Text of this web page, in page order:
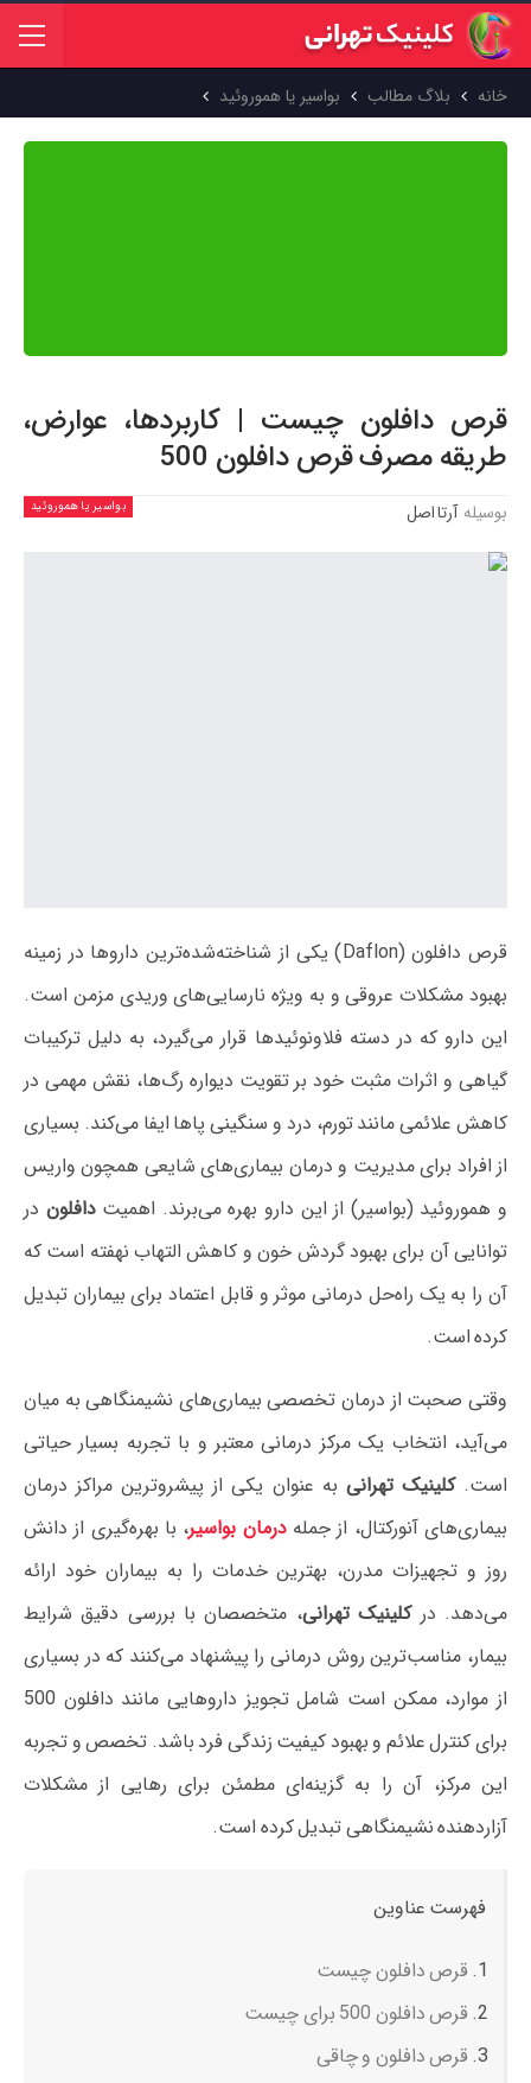
خانه بلاگ مطالب بواسیر یا هموروئید
قرص دافلون چیست | کاربردها، عوارض،
طریقه مصرف قرص دافلون 500
بواسیر یا هموروئید بوسیله آرتا اصل
قرص دافلون (Daflon) یکی از شناخته‌شده‌ترین داروها در زمینه
بهبود مشکلات عروقی و به ویژه نارسایی‌های وریدی مزمن است.
این دارو که در دسته فلاونوئیدها قرار می‌گیرد، به دلیل ترکیبات
گیاهی و اثرات مثبت خود بر تقویت دیواره رگ‌ها، نقش مهمی در
کاهش علائمی مانند تورم، درد و سنگینی پاها ایفا می‌کند. بسیاری
از افراد برای مدیریت و درمان بیماری‌های شایعی همچون واریس
و هموروئید (بواسیر) از این دارو بهره می‌برند. اهمیتدافلون در
توانایی آن برای بهبود گردش خون و کاهش التهاب نهفته است که
آن را به یک راه‌حل درمانی موثر و قابل اعتماد برای بیماران تبدیل
کرده است.
وقتی صحبت از درمان تخصصی بیماری‌های نشیمنگاهی به میان
می‌آید، انتخاب یک مرکز درمانی معتبر و با تجربه بسیار حیاتی
است.کلینیک تهرانی به عنوان یکی از پیشروترین مراکز درمان
بیماری‌های آنورکتال، از جملهدرمان بواسیر، با بهره‌گیری از دانش
روز و تجهیزات مدرن، بهترین خدمات را به بیماران خود ارائه
می‌دهد. درکلینیک تهرانی، متخصصان با بررسی دقیق شرایط
بیمار، مناسب‌ترین روش درمانی را پیشنهاد می‌کنند که در بسیاری
از موارد، ممکن است شامل تجویز داروهایی مانند دافلون 500
برای کنترل علائم و بهبود کیفیت زندگی فرد باشد. تخصص و تجربه
این مرکز، آن را به گزینه‌ای مطمئن برای رهایی از مشکلات
آزاردهنده نشیمنگاهی تبدیل کرده است.
فهرست عناوین
قرص دافلون چیست
قرص دافلون 500 برای چیست
قرص دافلون و چاقی